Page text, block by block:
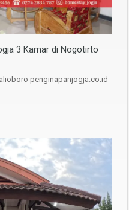
3 Kamar di Nogotirto
penginapanjogja.co.id